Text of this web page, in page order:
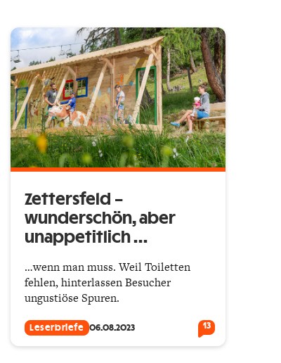
Zettersfeld –
wunderschön, aber
unappetitlich …
…wenn man muss. Weil Toiletten
fehlen, hinterlassen Besucher
ungustiöse Spuren.
Leserbriefe 06.08.2023 13